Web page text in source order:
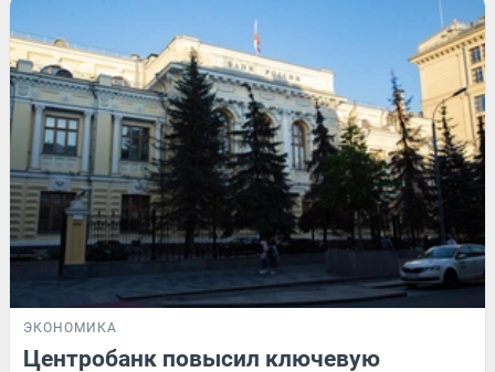
ЭКОНОМИКА
Центробанк повысил ключевую